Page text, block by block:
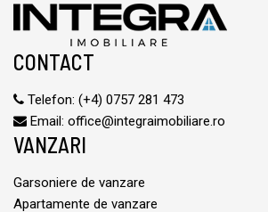
CONTACT
Telefon: (+4) 0757 281 473
Email: office@integraimobiliare.ro
VANZARI
Garsoniere de vanzare
Apartamente de vanzare